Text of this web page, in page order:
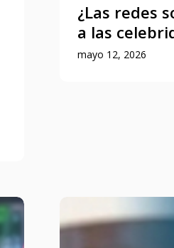
¿Las redes
a las
mayo 12, 2026